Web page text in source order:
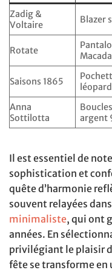
Zadig &
Voltaire
Blazer
Rotate
Saisons 1865
léopard
Anna
Sottilotta
argent
Il est essentiel de
sophistication et
quête d’harmonie
souvent relayées dans
minimaliste, qui ont
années. En
privilégiant le plaisir
fête se transforme